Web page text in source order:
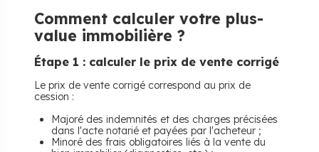
​Comment calculer votre plus-
value immobilière ?
​Étape 1 : calculer le prix de vente corrigé
Le prix de vente corrigé correspond au prix de
cession :
Majoré des indemnités et des charges précisées
dans l'acte notarié et payées par l'acheteur ;
Minoré des frais obligatoires liés à la vente du